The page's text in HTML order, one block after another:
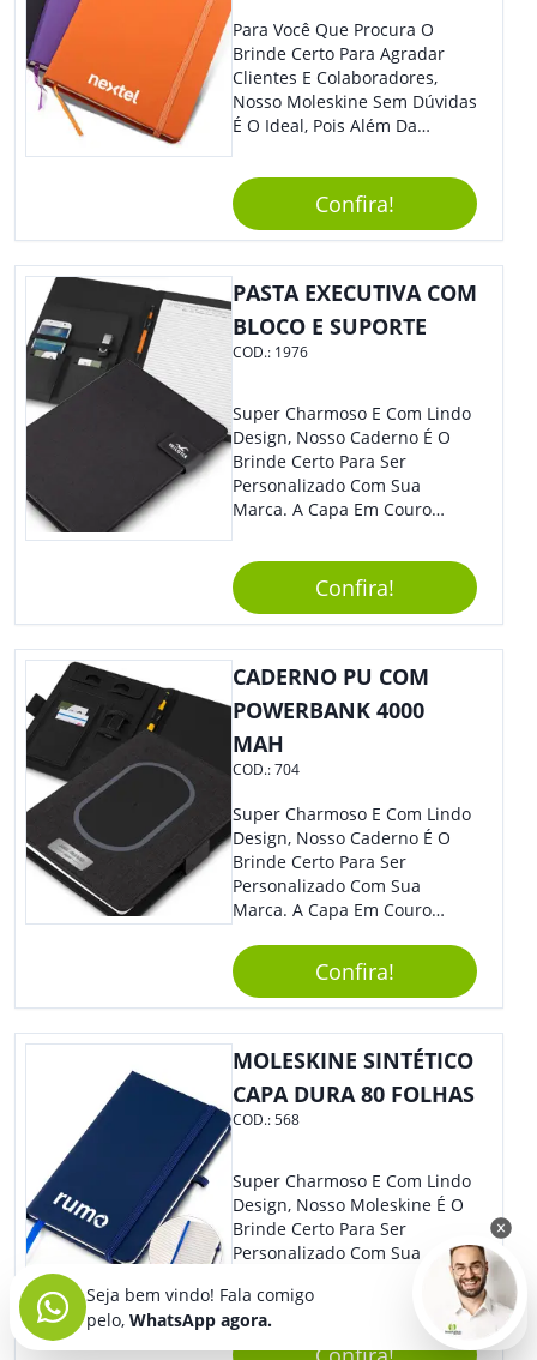
Para Você Que Procura O
Brinde Certo Para Agradar
Clientes E Colaboradores,
Nosso Moleskine Sem Dúvidas
É O Ideal, Pois Além Da
Utilizado Em Diversos
Momentos Do Dia.
Personalize-O Com Sua Marca
E Tenha Ainda Mais Destaque
Em Feiras De Exposições E
Eventos Corporativos.
Confira!
PASTA EXECUTIVA COM
BLOCO E SUPORTE
COD.: 1976
Super Charmoso E Com Lindo
Design, Nosso Caderno É O
Brinde Certo Para Ser
Personalizado Com Sua
Marca. A Capa Em Couro
Elástico Permite Maior
Segurança Ao Carregá-Lo.
Ofereça A Seus Clientes E
Colaboradores, Sem Dúvidas
Eles Irão Adorar.
Confira!
CADERNO PU COM
POWERBANK 4000
MAH
COD.:704
Super Charmoso E Com Lindo
Design, Nosso Caderno É O
Brinde Certo Para Ser
Personalizado Com Sua
Marca. A Capa Em Couro
Elástico Permite Maior
Segurança Ao Carregá-Lo.
Ofereça A Seus Clientes E
Colaboradores, Sem Dúvidas
Eles Irão Adorar.
Confira!
MOLESKINE SINTÉTICO
CAPA DURA 80 FOLHAS
COD.:568
Super Charmoso E Com Lindo
Design, Nosso Moleskine É O
Brinde Certo Para Ser
Personalizado Com Sua
Sintético É Resistente, E O
Elástico Permite Maior
Segurança Ao Carregá-Lo.
Seja bem vindo! Fala comigo
pelo, WhatsApp agora.